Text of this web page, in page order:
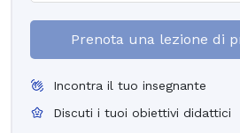
Prenota una lezione di
Incontra il tuo insegnante
Discuti i tuoi obiettivi didattici